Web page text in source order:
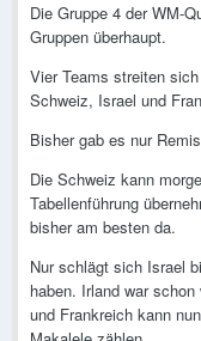
Die Gruppe 4 der WM-
Gruppen überhaupt.
Vier Teams streiten
Schweiz, Israel und
Bisher gab es nur
Die Schweiz kann
Tabellenführung
bisher am besten da.
Nur schlägt sich Israel
haben. Irland war
und Frankreich kann